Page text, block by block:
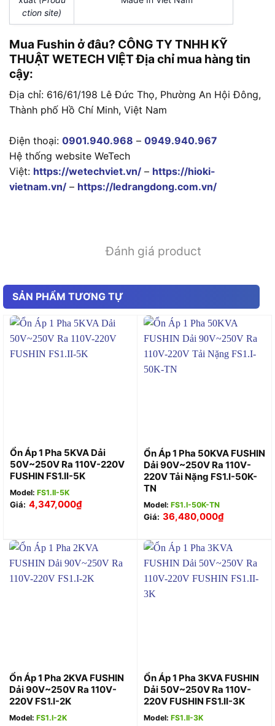
ction site)
Mua Fushin ở đâu? CÔNG TY TNHH KỸ
THUẬT WETECH VIỆT Địa chỉ mua hàng tin
cậy:
Địa chỉ: 616/61/198 Lê Đức Thọ, Phường An Hội Đông,
Thành phố Hồ Chí Minh, Việt Nam
Điện thoại: 0901.940.968 – 0949.940.967
Hệ thống website WeTech
Việt: https://wetechviet.vn/ – https://hioki-
vietnam.vn/ – https://ledrangdong.com.vn/
Đánh giá product
SẢN PHẨM TƯƠNG TỰ
Ổn Áp 1 Pha 5KVA Dải
50V~250V Ra 110V-220V
FUSHIN FS1.II-5K
Model: FS1.II-5K
Giá: 4,347,000₫
Ổn Áp 1 Pha 50KVA FUSHIN
Dải 90V~250V Ra 110V-
220V Tải Nặng FS1.I-50K-
TN
Model: FS1.I-50K-TN
Giá: 36,480,000₫
Ổn Áp 1 Pha 2KVA FUSHIN
Dải 90V~250V Ra 110V-
220V FS1.I-2K
Model: FS1.I-2K
Ổn Áp 1 Pha 3KVA FUSHIN
Dải 50V~250V Ra 110V-
220V FUSHIN FS1.II-3K
Model: FS1.II-3K